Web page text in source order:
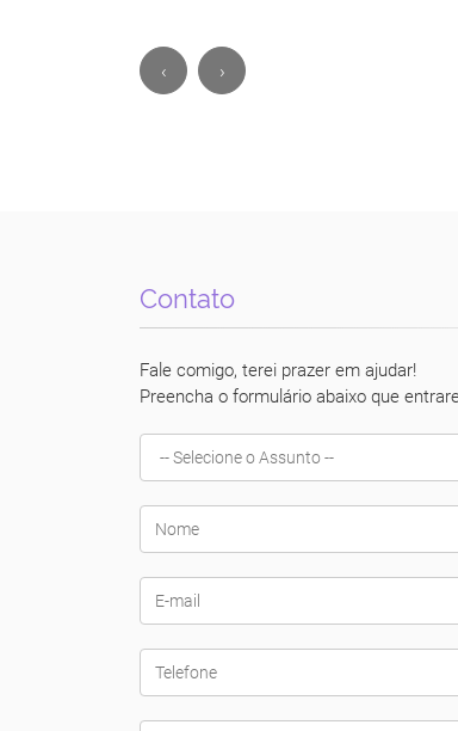
‹ ›
Contato
Fale comigo, terei prazer em ajudar!
Preencha o formulário abaixo que